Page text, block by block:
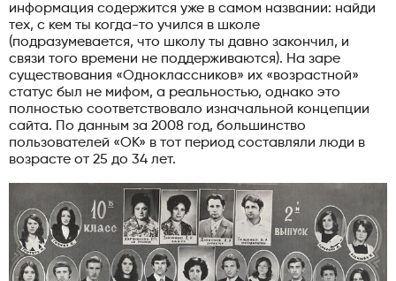
информация содержится уже в самом названии: найди
тех, с кем ты когда-то учился в школе
(подразумевается, что школу ты давно закончил, и
связи того времени не поддерживаются). На заре
существования «Одноклассников» их «возрастной»
статус был не мифом, а реальностью, однако это
полностью соответствовало изначальной концепции
сайта. По данным за 2008 год, большинство
пользователей «OK» в тот период составляли люди в
возрасте от 25 до 34 лет.